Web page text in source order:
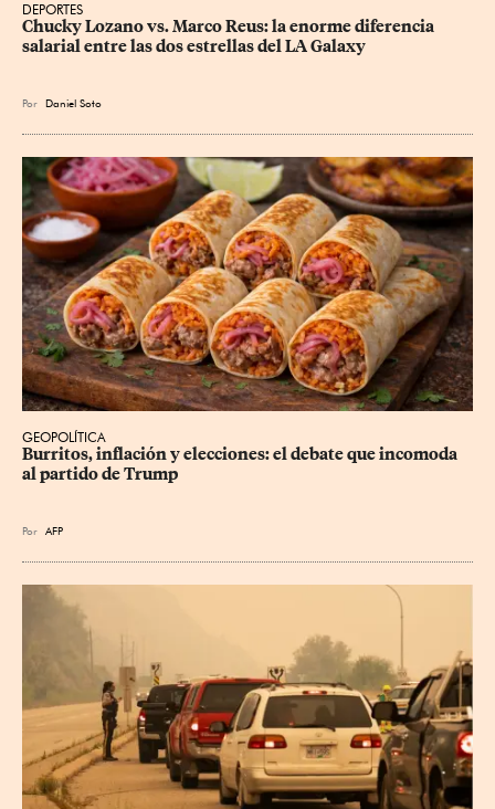
DEPORTES
Chucky Lozano vs. Marco Reus: la enorme diferencia
salarial entre las dos estrellas del LA Galaxy
Por Daniel Soto
GEOPOLÍTICA
Burritos, inflación y elecciones: el debate que incomoda
al partido de Trump
Por AFP